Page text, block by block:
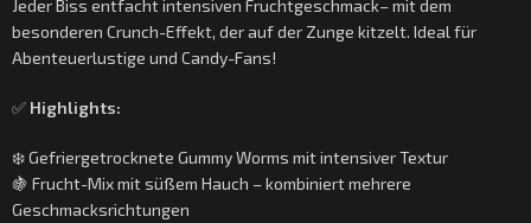
Jeder Biss entfacht intensiven Fruchtgeschmack– mit dem
besonderen Crunch-Effekt, der auf der Zunge kitzelt. Ideal für
Abenteuerlustige und Candy-Fans!
✅ Highlights:
❄️ Gefriergetrocknete Gummy Worms mit intensiver Textur
🍇 Frucht-Mix mit süßem Hauch – kombiniert mehrere
Geschmacksrichtungen